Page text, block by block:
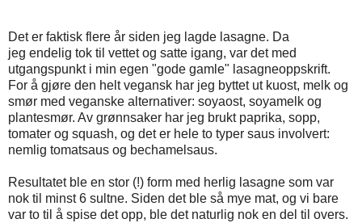
Det er faktisk flere år siden jeg lagde lasagne. Da
jeg endelig tok til vettet og satte igang, var det med
utgangspunkt i min egen "gode gamle" lasagneoppskrift.
For å gjøre den helt vegansk har jeg byttet ut kuost, melk og
smør med veganske alternativer: soyaost, soyamelk og
plantesmør. Av grønnsaker har jeg brukt paprika, sopp,
tomater og squash, og det er hele to typer saus involvert:
nemlig tomatsaus og bechamelsaus.
Resultatet ble en stor (!) form med herlig lasagne som var
nok til minst 6 sultne. Siden det ble så mye mat, og vi bare
var to til å spise det opp, ble det naturlig nok en del til overs.